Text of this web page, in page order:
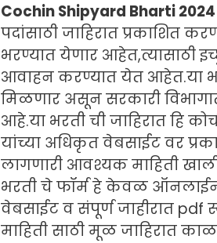
Cochin Shipyard Bharti 2024
पदांसाठी जाहिरात प्रकाशित
भरण्यात येणार आहेत,त्यासाठी
आवाहन करण्यात येत आहेत.या
मिळणार असून सरकारी
आहे.या भरती ची जाहिरात हि
यांच्या अधिकृत वेबसाईट वर
लागणारी आवश्यक माहिती
भरती चे फॉर्म हे केवळ
वेबसाईट व संपूर्ण जाहीरात
माहिती साठी मूळ जाहिरात